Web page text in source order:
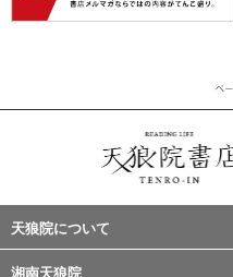
天狼院について
湘南天狼院